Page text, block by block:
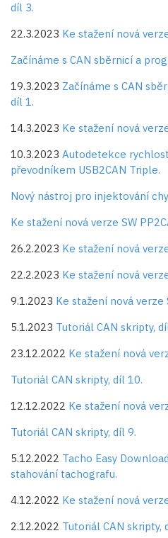
díl 3.
22.3.2023 Ke stažení nová
Začínáme s CAN sběrnicí a
19.3.2023 Začínáme s CAN
díl 1.
14.3.2023 Ke stažení nová
10.3.2023 Autodetekce
převodníkem USB2CAN Triple.
Nový nástroj pro injektování
Ke stažení nová verze SW
26.2.2023 Ke stažení nová
22.2.2023 Ke stažení nová
9.1.2023 Ke stažení nová verze
5.1.2023 Tutoriál CAN skripty,
23.12.2022 Ke stažení nová
Tutoriál CAN skripty, díl 10.
12.12.2022 Ke stažení nová
Tutoriál CAN skripty, díl 9.
5.12.2022 Tacho Easy
stahování tachografu.
4.12.2022 Ke stažení nová
2.12.2022 Tutoriál CAN skripty,